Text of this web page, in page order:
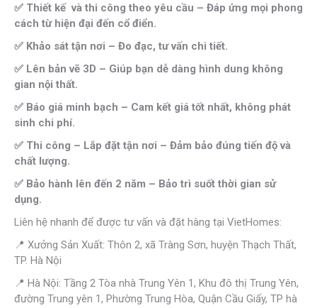
✅ Thiết kế và thi công theo yêu cầu – Đáp ứng mọi phong
cách từ hiện đại đến cổ điển.
✅ Khảo sát tận nơi – Đo đạc, tư vấn chi tiết.
✅ Lên bản vẽ 3D – Giúp bạn dễ dàng hình dung không
gian nội thất.
✅ Báo giá minh bạch – Cam kết giá tốt nhất, không phát
sinh chi phí.
✅ Thi công – Lắp đặt tận nơi – Đảm bảo đúng tiến độ và
chất lượng.
✅ Bảo hành lên đến 2 năm – Bảo trì suốt thời gian sử
dụng.
Liên hệ nhanh để được tư vấn và đặt hàng tại VietHomes:
📍 Xưởng Sản Xuất: Thôn 2, xã Tràng Sơn, huyện Thạch Thất,
TP. Hà Nội
📍 Hà Nội: Tầng 2 Tòa nhà Trung Yên 1, Khu đô thị Trung Yên,
đường Trung yên 1, Phường Trung Hòa, Quận Cầu Giấy, TP hà